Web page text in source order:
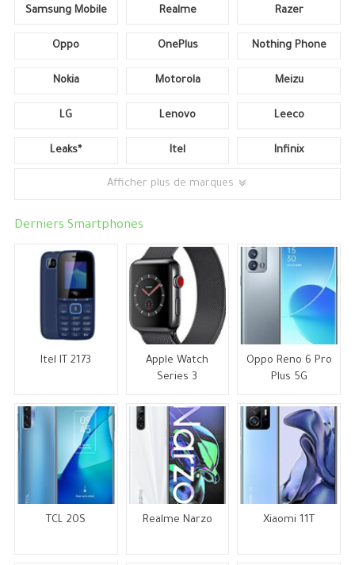
Samsung Mobile Realme Razer
Oppo OnePlus Nothing Phone
Nokia Motorola Meizu
LG Lenovo Leeco
Leaks* Itel Infinix
Afficher plus de marques
Derniers Smartphones
Itel IT 2173
Apple Watch
Series 3
Oppo Reno 6 Pro
Plus 5G
TCL 20S Realme Narzo Xiaomi 11T